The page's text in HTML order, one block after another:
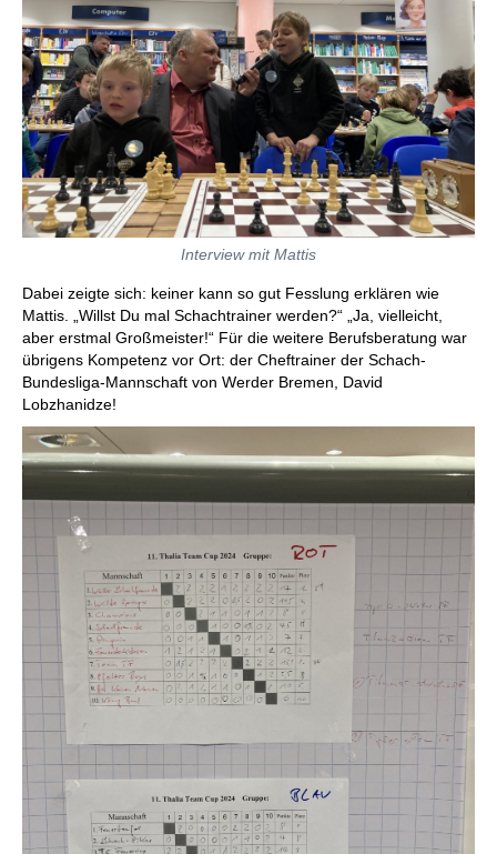
Interview mit Mattis
Dabei zeigte sich: keiner kann so gut Fesslung erklären wie
Mattis. „Willst Du mal Schachtrainer werden?“ „Ja, vielleicht,
aber erstmal Großmeister!“ Für die weitere Berufsberatung war
übrigens Kompetenz vor Ort: der Cheftrainer der Schach-
Bundesliga-Mannschaft von Werder Bremen, David
Lobzhanidze!